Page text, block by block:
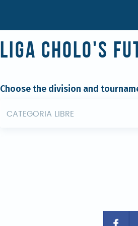
Liga Cholo's
Choose the division and